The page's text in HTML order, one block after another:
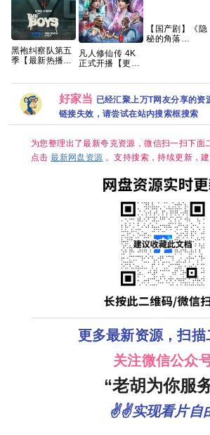
黑袍纠察队第五
季【最新热播
凡人修仙传 4K
正式开播【更
兰之战附以往的
【国产剧】《隐
秘的角落
好家当 已经汇聚上万T网友分享的资
链接失效，请尝试在站内搜索框搜索
为您整理出了最新夸克资源，微信扫一扫下面
点击最新网盘资源 。支持搜索，持续更新，
更多最新资源，扫描
关注微信公众
“老胡为你服
✌✌实现看片自